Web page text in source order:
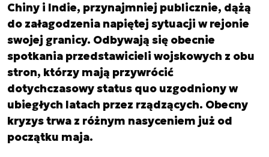
Chiny i Indie, przynajmniej publicznie, dążą
do załagodzenia napiętej sytuacji w rejonie
swojej granicy. Odbywają się obecnie
spotkania przedstawicieli wojskowych z obu
stron, którzy mają przywrócić
dotychczasowy status quo uzgodniony w
ubiegłych latach przez rządzących. Obecny
kryzys trwa z różnym nasyceniem już od
początku maja.